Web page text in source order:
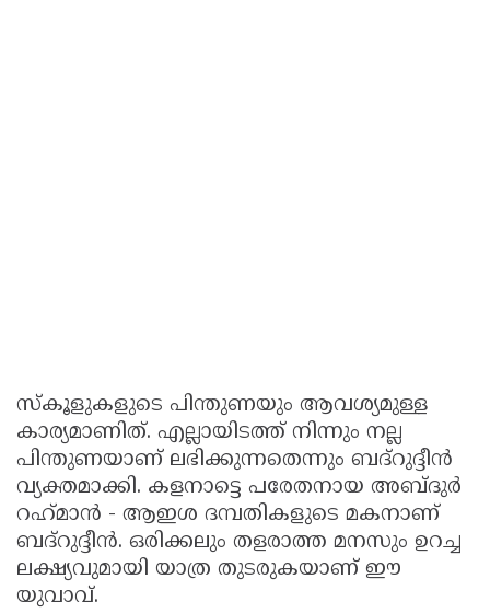
സ്‌കൂളുകളുടെ പിന്തുണയും ആവശ്യമുള്ള
കാര്യമാണിത്. എല്ലായിടത്ത് നിന്നും നല്ല
പിന്തുണയാണ് ലഭിക്കുന്നതെന്നും ബദ്‌റുദ്ദീൻ
വ്യക്തമാക്കി. കളനാട്ടെ പരേതനായ അബ്ദുർ
റഹ്‌മാൻ - ആഇശ ദമ്പതികളുടെ മകനാണ്
ബദ്‌റുദ്ദീൻ. ഒരിക്കലും തളരാത്ത മനസും ഉറച്ച
ലക്ഷ്യവുമായി യാത്ര തുടരുകയാണ് ഈ
യുവാവ്.